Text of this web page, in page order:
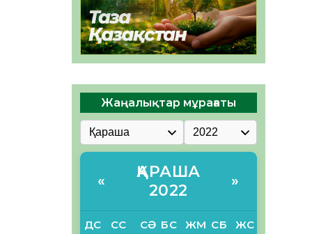
Жаңалықтар мұрағаты
«
ҚАРАША
2022
»
ДС СС СӘ БС ЖМ СБ ЖС